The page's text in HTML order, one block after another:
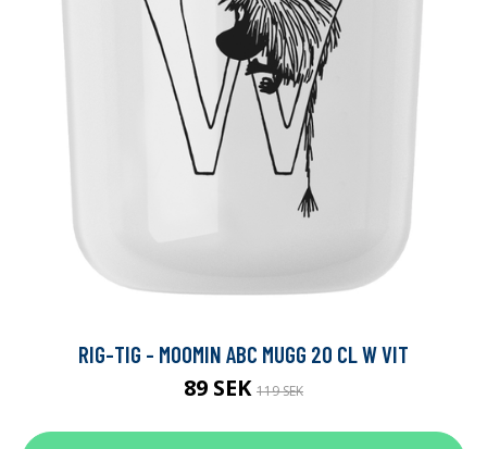
RIG-TIG - MOOMIN ABC MUGG 20 CL W VIT
89 SEK 119 SEK